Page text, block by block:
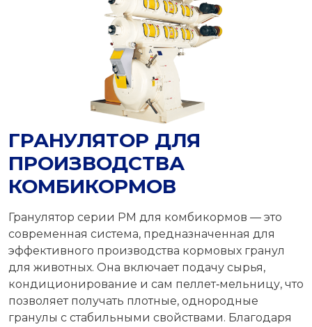
ГРАНУЛЯТОР ДЛЯ
ПРОИЗВОДСТВА
КОМБИКОРМОВ
Гранулятор серии PM для комбикормов — это
современная система, предназначенная для
эффективного производства кормовых гранул
для животных. Она включает подачу сырья,
кондиционирование и сам пеллет‑мельницу, что
позволяет получать плотные, однородные
гранулы с стабильными свойствами. Благодаря